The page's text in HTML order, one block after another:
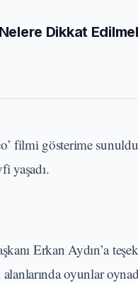
Dikkat
filmi gösterime
yaşadı.
Erkan Aydın’a
oyunlar